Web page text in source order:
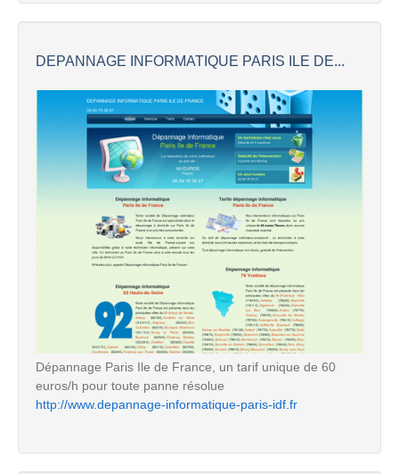
DEPANNAGE INFORMATIQUE PARIS ILE DE...
Dépannage Paris Ile de France, un tarif unique de 60
euros/h pour toute panne résolue
http://www.depannage-informatique-paris-idf.fr